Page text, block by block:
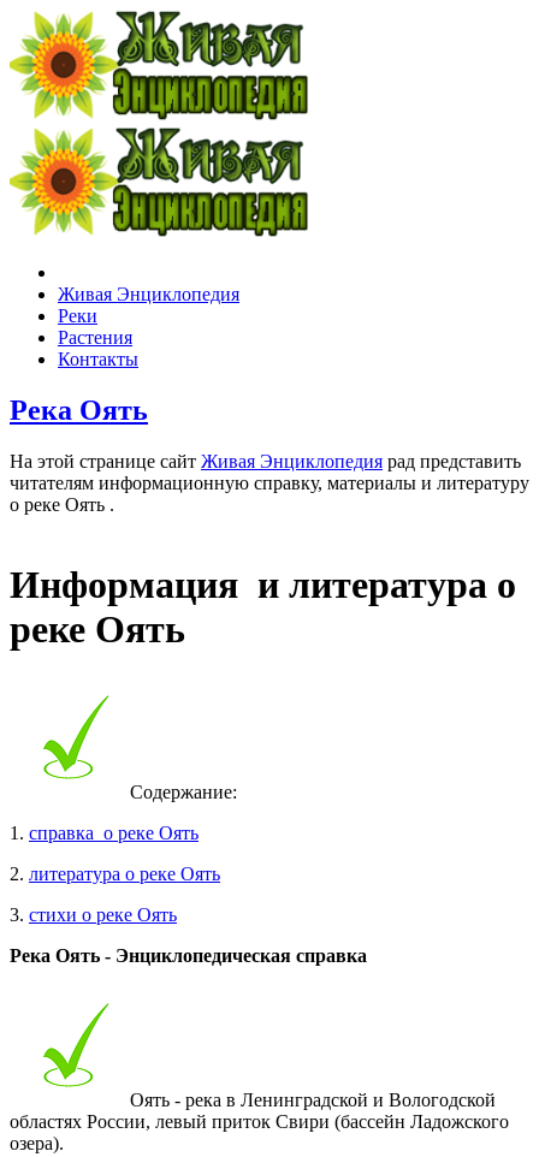
Живая Энциклопедия
Реки
Растения
Контакты
Река Оять
На этой странице сайт Живая Энциклопедия рад представить
читателям информационную справку, материалы и литературу
о реке Оять .
Информация и литература о
реке Оять
Содержание:
1. справка о реке Оять
2. литература о реке Оять
3. стихи о реке Оять
Река Оять - Энциклопедическая справка
Оять - река в Ленинградской и Вологодской
областях России, левый приток Свири (бассейн Ладожского
озера).